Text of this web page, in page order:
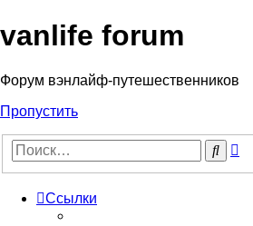
vanlife forum
Форум вэнлайф-путешественников
Пропустить
Поиск
Ссылки